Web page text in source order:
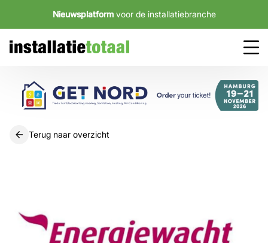
Nieuwsplatform voor de installatiebranche
Terug naar overzicht